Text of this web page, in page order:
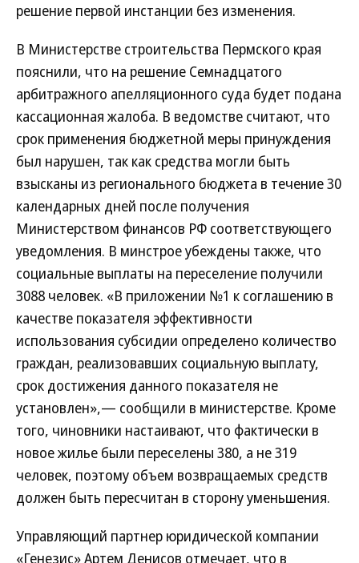
решение первой инстанции без изменения.
В Министерстве строительства Пермского края
пояснили, что на решение Семнадцатого
арбитражного апелляционного суда будет подана
кассационная жалоба. В ведомстве считают, что
срок применения бюджетной меры принуждения
был нарушен, так как средства могли быть
взысканы из регионального бюджета в течение 30
календарных дней после получения
Министерством финансов РФ соответствующего
уведомления. В минстрое убеждены также, что
социальные выплаты на переселение получили
3088 человек. «В приложении №1 к соглашению в
качестве показателя эффективности
использования субсидии определено количество
граждан, реализовавших социальную выплату,
срок достижения данного показателя не
установлен»,— сообщили в министерстве. Кроме
того, чиновники настаивают, что фактически в
новое жилье были переселены 380, а не 319
человек, поэтому объем возвращаемых средств
должен быть пересчитан в сторону уменьшения.
Управляющий партнер юридической компании
«Генезис» Артем Денисов отмечает, что в